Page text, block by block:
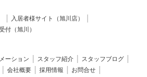
入居者様サイト（旭川店）
付（旭川）
ーション スタッフ紹介
スタッフブログ
会社概要 採用情報
お問合せ